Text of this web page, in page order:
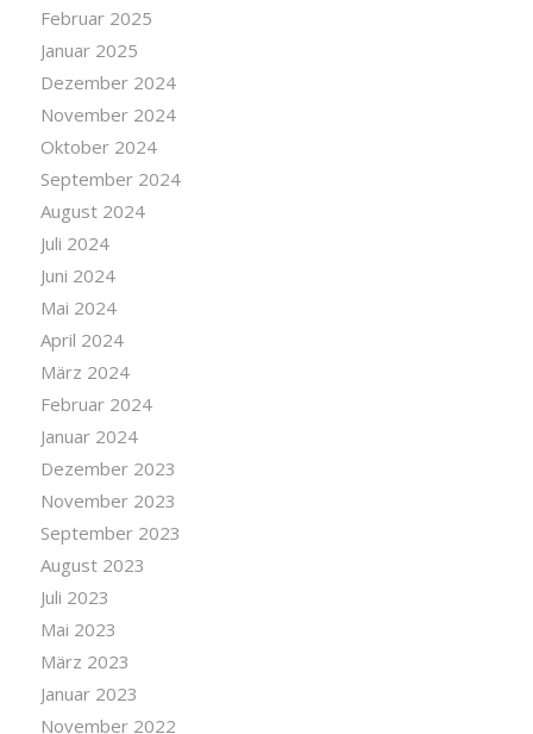
Februar 2025
Januar 2025
Dezember 2024
November 2024
Oktober 2024
September 2024
August 2024
Juli 2024
Juni 2024
Mai 2024
April 2024
März 2024
Februar 2024
Januar 2024
Dezember 2023
November 2023
September 2023
August 2023
Juli 2023
Mai 2023
März 2023
Januar 2023
November 2022